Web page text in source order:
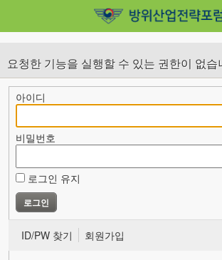
요청한 기능을 실행할 수 있는 권한이 없습
아이디
비밀번호
로그인 유지
ID/PW 찾기 회원가입